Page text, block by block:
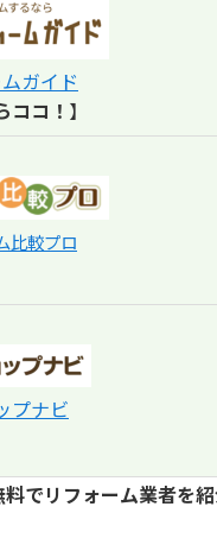
ガイド
ココ！ 】
比較プロ
プナビ
料でリフォーム業者を